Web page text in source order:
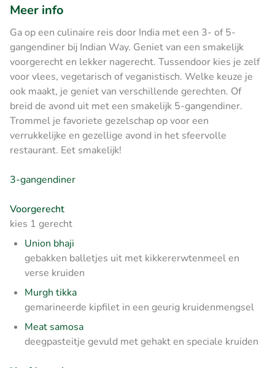
Meer info
Ga op een culinaire reis door India met een 3- of 5-
gangendiner bij Indian Way. Geniet van een smakelijk
voorgerecht en lekker nagerecht. Tussendoor kies je zelf
voor vlees, vegetarisch of veganistisch. Welke keuze je
ook maakt, je geniet van verschillende gerechten. Of
breid de avond uit met een smakelijk 5-gangendiner.
Trommel je favoriete gezelschap op voor een
verrukkelijke en gezellige avond in het sfeervolle
restaurant. Eet smakelijk!
3-gangendiner
Voorgerecht
kies 1 gerecht
Union bhaji
gebakken balletjes uit met kikkererwtenmeel en
verse kruiden
Murgh tikka
gemarineerde kipfilet in een geurig kruidenmengsel
Meat samosa
deegpasteitje gevuld met gehakt en speciale kruiden